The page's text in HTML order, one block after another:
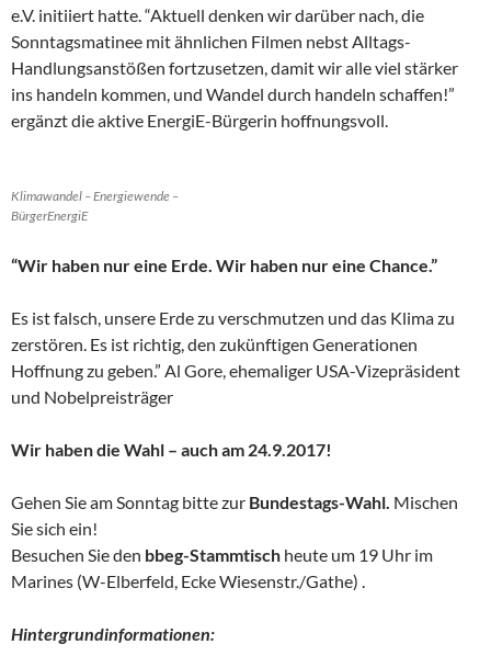
e.V. initiiert hatte. “Aktuell denken wir darüber nach, die
Sonntagsmatinee mit ähnlichen Filmen nebst Alltags-
Handlungsanstößen fortzusetzen, damit wir alle viel stärker
ins handeln kommen, und Wandel durch handeln schaffen!”
ergänzt die aktive EnergiE-Bürgerin hoffnungsvoll.
Klimawandel – Energiewende –
BürgerEnergiE
“Wir haben nur eine Erde. Wir haben nur eine Chance.”
Es ist falsch, unsere Erde zu verschmutzen und das Klima zu
zerstören. Es ist richtig, den zukünftigen Generationen
Hoffnung zu geben.” Al Gore, ehemaliger USA-Vizepräsident
und Nobelpreisträger
Wir haben die Wahl – auch am 24.9.2017!
Gehen Sie am Sonntag bitte zur Bundestags-Wahl. Mischen
Sie sich ein!
Besuchen Sie den bbeg-Stammtisch heute um 19 Uhr im
Marines (W-Elberfeld, Ecke Wiesenstr./Gathe) .
Hintergrundinformationen: